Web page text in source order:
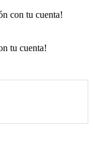
con tu cuenta!
tu cuenta!